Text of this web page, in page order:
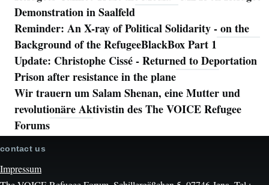
Demonstration in Saalfeld
Reminder: An X-ray of Political Solidarity - on the
Background of the RefugeeBlackBox Part 1
Update: Christophe Cissé - Returned to Deportation
Prison after resistance in the plane
Wir trauern um Salam Shenan, eine Mutter und
revolutionäre Aktivistin des The VOICE Refugee
Forums
contact us
Impressum